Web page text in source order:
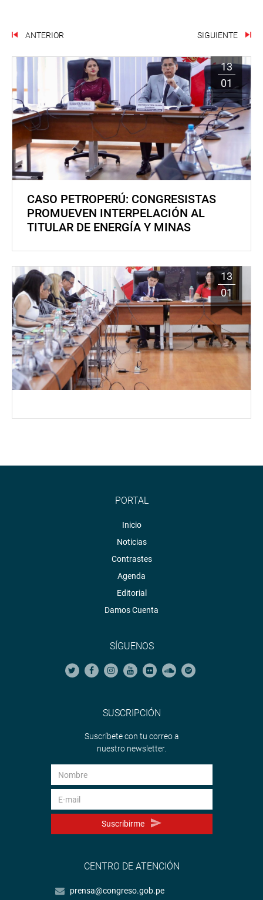
ANTERIOR SIGUIENTE
13
01
CASO PETROPERÚ: CONGRESISTAS
PROMUEVEN INTERPELACIÓN AL
TITULAR DE ENERGÍA Y MINAS
13
01
PORTAL
Inicio
Noticias
Contrastes
Agenda
Editorial
Damos Cuenta
SÍGUENOS
SUSCRIPCIÓN
Suscríbete con tu correo a
nuestro newsletter.
Suscribirme
CENTRO DE ATENCIÓN
prensa@congreso.gob.pe